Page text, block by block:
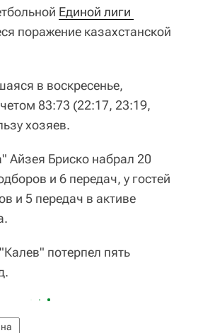
Единой лиги
поражение казахстанской
в воскресенье,
83:73 (22:17, 23:19,
хозяев.
Айзея Бриско набрал 20
и 6 передач, у гостей
и 5 передач в активе
потерпел пять